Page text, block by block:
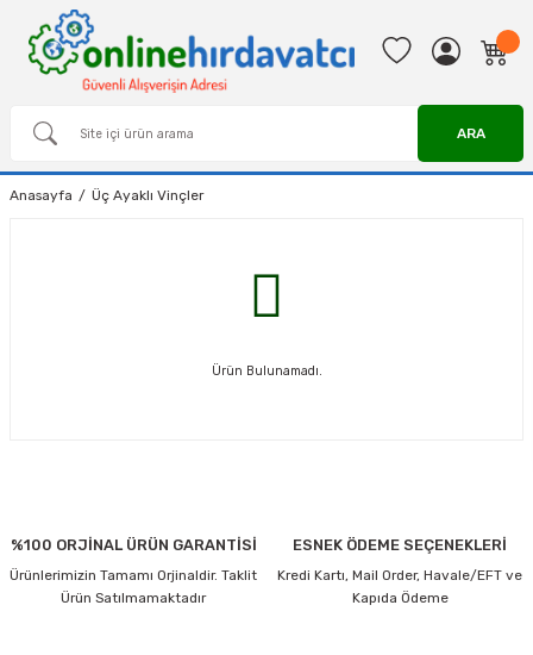
ARA
Anasayfa Üç Ayaklı Vinçler
Ürün Bulunamadı.
%100 ORJİNAL ÜRÜN GARANTİSİ
Ürünlerimizin Tamamı Orjinaldir. Taklit
Ürün Satılmamaktadır
ESNEK ÖDEME SEÇENEKLERİ
Kredi Kartı, Mail Order, Havale/EFT ve
Kapıda Ödeme